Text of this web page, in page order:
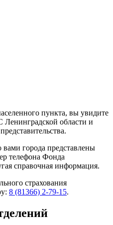
пункта, вы увидите
области и
города представлены
телефона Фонда
справочная информация.
страхования
8 (81366) 2-79-15.